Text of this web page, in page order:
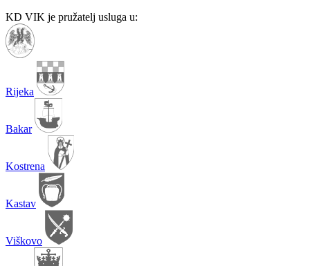
KD VIK je pružatelj usluga u:
Rijeka
Bakar
Kostrena
Kastav
Viškovo